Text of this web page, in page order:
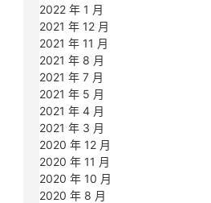
2022 年 1 月
2021 年 12 月
2021 年 11 月
2021 年 8 月
2021 年 7 月
2021 年 5 月
2021 年 4 月
2021 年 3 月
2020 年 12 月
2020 年 11 月
2020 年 10 月
2020 年 8 月